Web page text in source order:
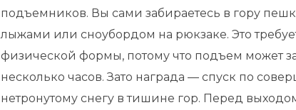
подъемников. Вы сами забираетесь в гору
лыжами или сноубордом на рюкзаке. Это
физической формы, потому что подъем может
несколько часов. Зато награда — спуск по
нетронутому снегу в тишине гор. Перед